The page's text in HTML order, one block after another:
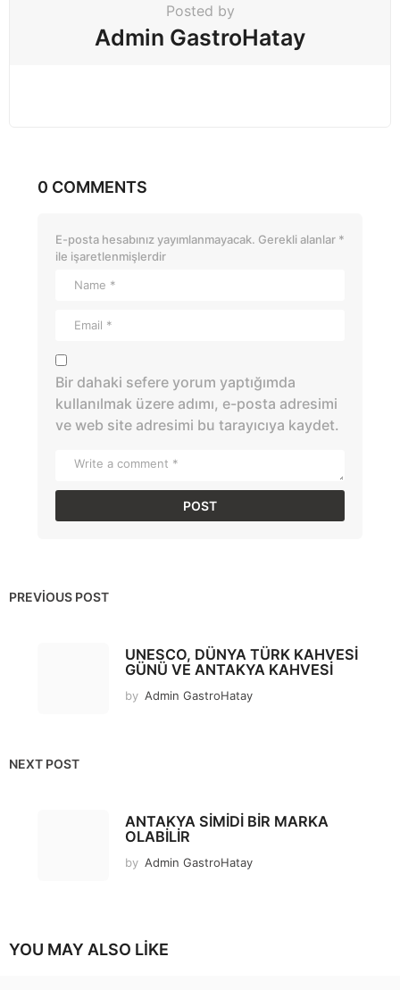
Posted by
Admin GastroHatay
0 COMMENTS
E-posta hesabınız yayımlanmayacak. Gerekli alanlar *
ile işaretlenmişlerdir
Bir dahaki sefere yorum yaptığımda
kullanılmak üzere adımı, e-posta adresimi
ve web site adresimi bu tarayıcıya kaydet.
PREVIOUS POST
UNESCO, DÜNYA TÜRK KAHVESİ
GÜNÜ VE ANTAKYA KAHVESİ
by Admin GastroHatay
NEXT POST
ANTAKYA SİMİDİ BİR MARKA
OLABİLİR
by Admin GastroHatay
YOU MAY ALSO LIKE